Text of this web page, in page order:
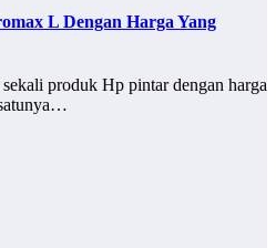
L Dengan Harga Yang
produk Hp pintar dengan harga